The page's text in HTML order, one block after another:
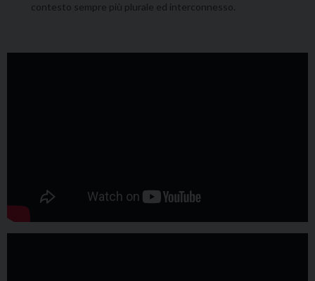
contesto sempre più plurale ed interconnesso.